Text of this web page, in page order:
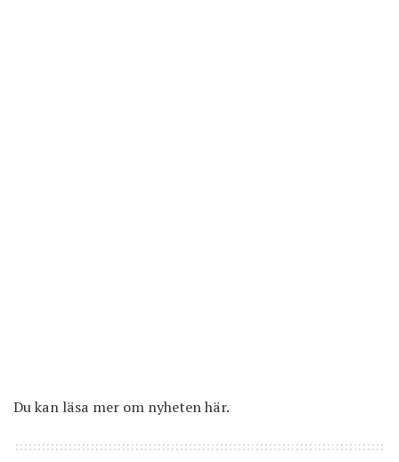
Du kan läsa mer om nyhetenhär.